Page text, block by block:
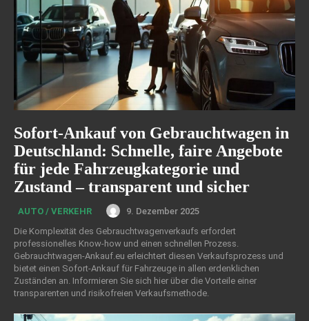
Sofort-Ankauf von Gebrauchtwagen in
Deutschland: Schnelle, faire Angebote
für jede Fahrzeugkategorie und
Zustand – transparent und sicher
AUTO / VERKEHR
9. Dezember 2025
Die Komplexität des Gebrauchtwagenverkaufs erfordert
professionelles Know-how und einen schnellen Prozess.
Gebrauchtwagen-Ankauf.eu erleichtert diesen Verkaufsprozess und
bietet einen Sofort-Ankauf für Fahrzeuge in allen erdenklichen
Zuständen an. Informieren Sie sich hier über die Vorteile einer
transparenten und risikofreien Verkaufsmethode.